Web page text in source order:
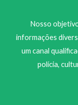
Nosso
informações
um canal
polícia,